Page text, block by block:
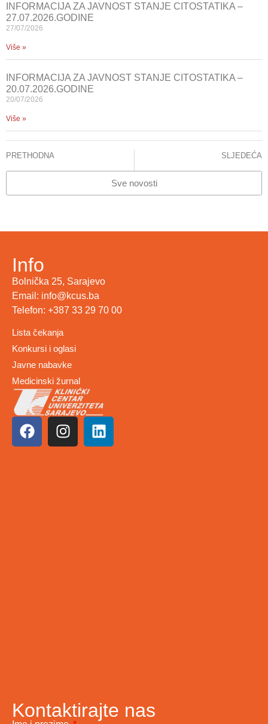
INFORMACIJA ZA JAVNOST STANJE CITOSTATIKA –
27.07.2026.GODINE
27/07/2026
Više »
INFORMACIJA ZA JAVNOST STANJE CITOSTATIKA –
20.07.2026.GODINE
20/07/2026
Više »
PRETHODNA SLJEDEĆA
Sve novosti
Info
Bolnička 25, Sarajevo
Email: info@kcus.ba
Telefon: +387 33 29 70 00
Lista čekanja
Konkursi i oglasi
Javne nabavke
Medicinski žurnal
Kontaktirajte nas